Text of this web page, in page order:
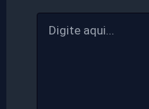
aqui...